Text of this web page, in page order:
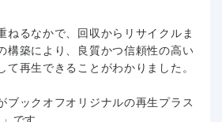
ねるなかで、回収からリサイクルま
構築により、良質かつ信頼性の高い
て再生できることがわかりました。
ブックオフオリジナルの再生プラス